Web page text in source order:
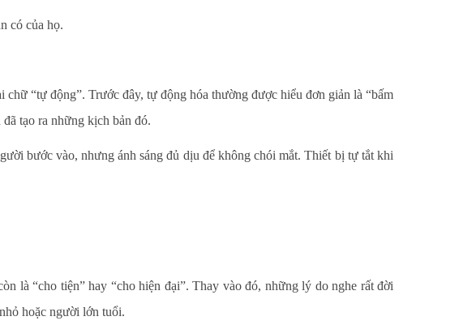
có của họ.
“tự động”. Trước đây, tự động hóa thường được hiểu đơn giản là “bấm
tạo ra những kịch bản đó.
bước vào, nhưng ánh sáng đủ dịu để không chói mắt. Thiết bị tự tắt khi
là “cho tiện” hay “cho hiện đại”. Thay vào đó, những lý do nghe rất đời
hoặc người lớn tuổi.